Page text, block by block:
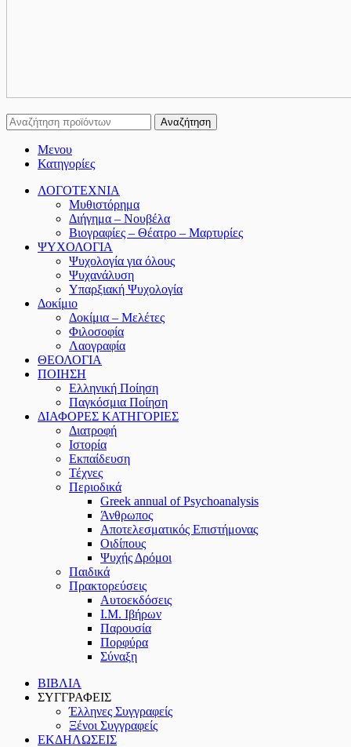
Αναζήτηση
Μενου
Κατηγορίες
ΛΟΓΟΤΕΧΝΙΑ
Μυθιστόρημα
Διήγημα – Νουβέλα
Βιογραφίες – Θέατρο – Μαρτυρίες
ΨΥΧΟΛΟΓΙΑ
Ψυχολογία για όλους
Ψυχανάλυση
Υπαρξιακή Ψυχολογία
Δοκίμιο
Δοκίμια – Μελέτες
Φιλοσοφία
Λαογραφία
ΘΕΟΛΟΓΙΑ
ΠΟΙΗΣΗ
Ελληνική Ποίηση
Παγκόσμια Ποίηση
ΔΙΑΦΟΡΕΣ ΚΑΤΗΓΟΡΙΕΣ
Διατροφή
Ιστορία
Εκπαίδευση
Τέχνες
Περιοδικά
Greek annual of Psychoanalysis
Άνθρωπος
Αποτελεσματικός Επιστήμονας
Οιδίπους
Ψυχής Δρόμοι
Παιδικά
Πρακτoρεύσεις
Αυτοεκδόσεις
Ι.Μ. Ιβήρων
Παρουσία
Πορφύρα
Σύναξη
ΒΙΒΛΙΑ
ΣΥΓΓΡΑΦΕΙΣ
Έλληνες Συγγραφείς
Ξένοι Συγγραφείς
ΕΚΔΗΛΩΣΕΙΣ